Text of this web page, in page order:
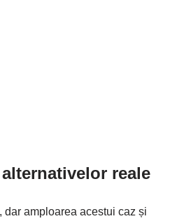
reale
, dar amploarea acestui caz și